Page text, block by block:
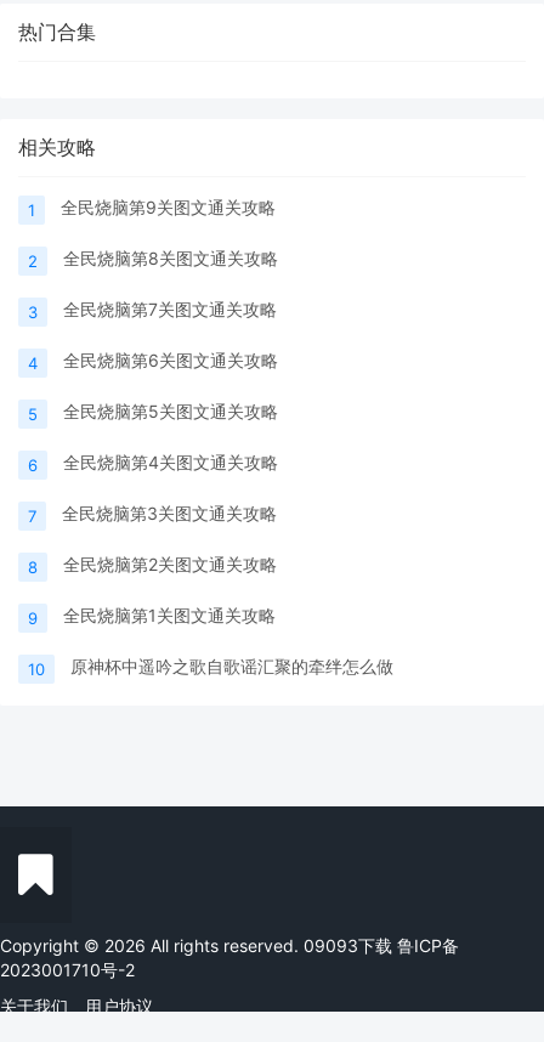
热门合集
相关攻略
1 全民烧脑第9关图文通关攻略
2 全民烧脑第8关图文通关攻略
3 全民烧脑第7关图文通关攻略
4 全民烧脑第6关图文通关攻略
5 全民烧脑第5关图文通关攻略
6 全民烧脑第4关图文通关攻略
7 全民烧脑第3关图文通关攻略
8 全民烧脑第2关图文通关攻略
9 全民烧脑第1关图文通关攻略
10 原神杯中遥吟之歌自歌谣汇聚的牵绊怎么做
Copyright © 2026 All rights reserved. 09093下载 鲁ICP备
2023001710号-2
关于我们
用户协议